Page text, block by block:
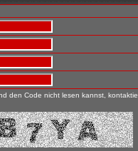
den Code nicht lesen kannst,